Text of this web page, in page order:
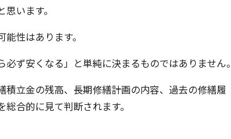
います。
性はあります。
ず安くなる」と単純に決まるものではありません
立金の残高、長期修繕計画の内容、過去の修繕履
合的に見て判断されます。